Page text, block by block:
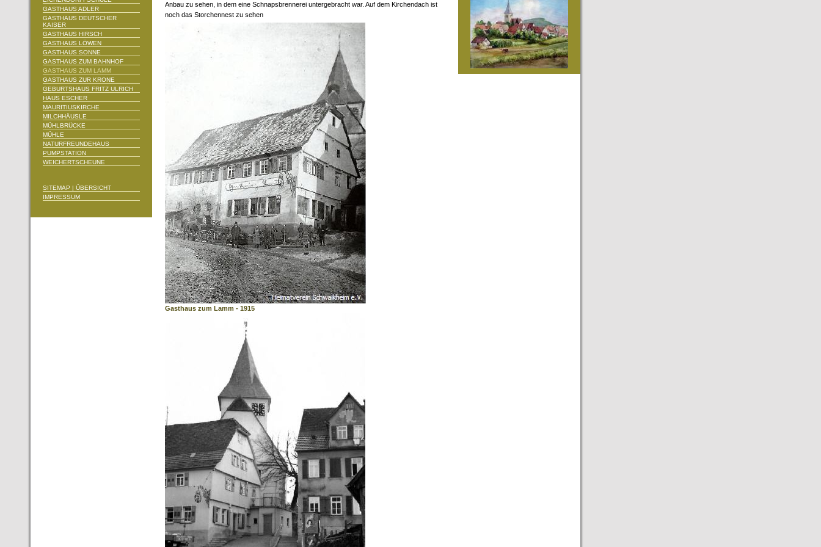
GASTHAUS ADLER
GASTHAUS DEUTSCHER
KAISER
GASTHAUS HIRSCH
GASTHAUS LÖWEN
GASTHAUS SONNE
GASTHAUS ZUM BAHNHOF
GASTHAUS ZUM LAMM
GASTHAUS ZUR KRONE
GEBURTSHAUS FRITZ ULRICH
HAUS ESCHER
MAURITIUSKIRCHE
MILCHHÄUSLE
MÜHLBRÜCKE
MÜHLE
NATURFREUNDEHAUS
PUMPSTATION
WEICHERTSCHEUNE
SITEMAP | ÜBERSICHT
IMPRESSUM
Anbau zu sehen, in dem eine Schnapsbrennerei untergebracht war. Auf dem Kirchendach ist
noch das Storchennest zu sehen
Gasthaus zum Lamm - 1915